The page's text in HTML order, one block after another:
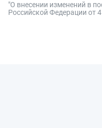
"О внесении изменений в
Российской Федерации от